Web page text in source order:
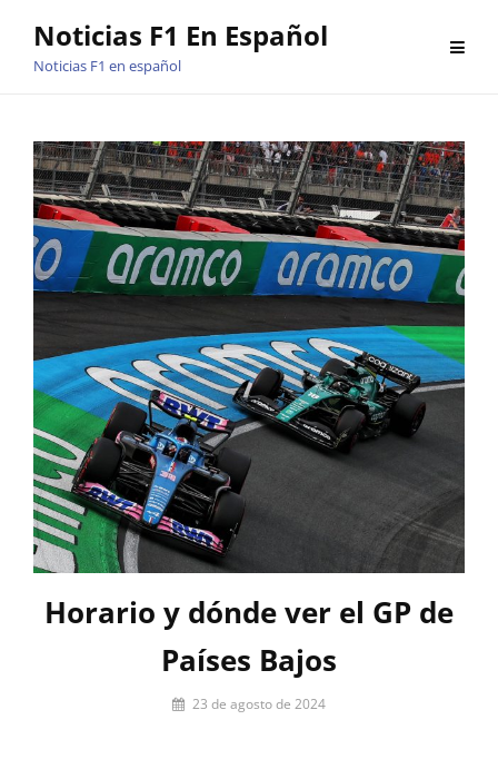
Noticias F1 En Español
Noticias F1 en español
Horario y dónde ver el GP de
Países Bajos
Por 23 de agosto de 2024